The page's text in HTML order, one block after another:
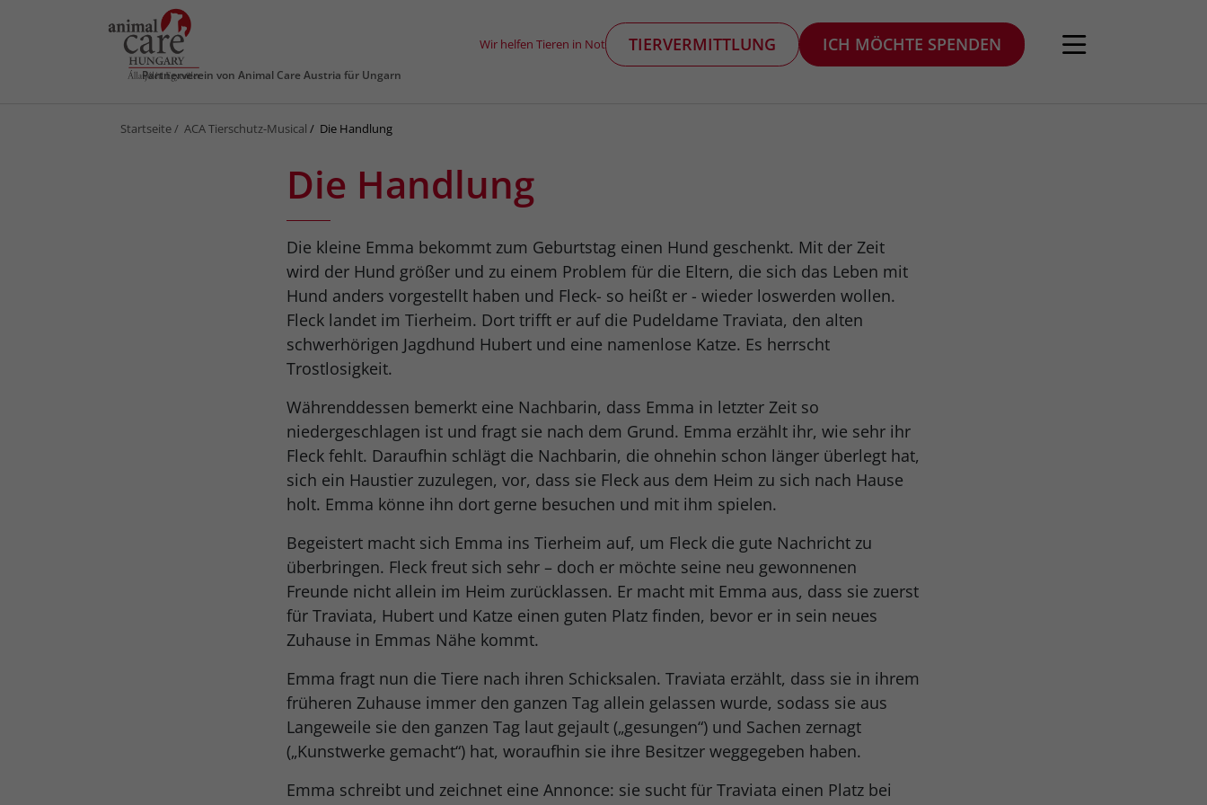
Partnerverein von Animal Care Austria für Ungarn
Wir helfen Tieren in Not TIERVERMITTLUNG ICH MÖCHTE SPENDEN
Startseite ACA Tierschutz-Musical Die Handlung
Die Handlung
Die kleine Emma bekommt zum Geburtstag einen Hund geschenkt. Mit der Zeit
wird der Hund größer und zu einem Problem für die Eltern, die sich das Leben mit
Hund anders vorgestellt haben und Fleck- so heißt er - wieder loswerden wollen.
Fleck landet im Tierheim. Dort trifft er auf die Pudeldame Traviata, den alten
schwerhörigen Jagdhund Hubert und eine namenlose Katze. Es herrscht
Trostlosigkeit.
Währenddessen bemerkt eine Nachbarin, dass Emma in letzter Zeit so
niedergeschlagen ist und fragt sie nach dem Grund. Emma erzählt ihr, wie sehr ihr
Fleck fehlt. Daraufhin schlägt die Nachbarin, die ohnehin schon länger überlegt hat,
sich ein Haustier zuzulegen, vor, dass sie Fleck aus dem Heim zu sich nach Hause
holt. Emma könne ihn dort gerne besuchen und mit ihm spielen.
Begeistert macht sich Emma ins Tierheim auf, um Fleck die gute Nachricht zu
überbringen. Fleck freut sich sehr – doch er möchte seine neu gewonnenen
Freunde nicht allein im Heim zurücklassen. Er macht mit Emma aus, dass sie zuerst
für Traviata, Hubert und Katze einen guten Platz finden, bevor er in sein neues
Zuhause in Emmas Nähe kommt.
Emma fragt nun die Tiere nach ihren Schicksalen. Traviata erzählt, dass sie in ihrem
früheren Zuhause immer den ganzen Tag allein gelassen wurde, sodass sie aus
Langeweile sie den ganzen Tag laut gejault („gesungen“) und Sachen zernagt
(„Kunstwerke gemacht“) hat, woraufhin sie ihre Besitzer weggegeben haben.
Emma schreibt und zeichnet eine Annonce: sie sucht für Traviata einen Platz bei